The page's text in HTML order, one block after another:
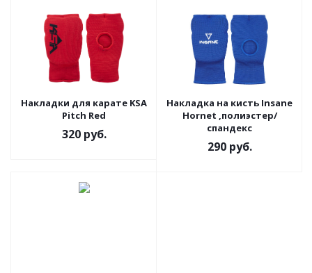
Накладки для карате KSA
Pitch Red
320руб.
Накладка на кисть Insane
Hornet ,полиэстер/
спандекс
290руб.